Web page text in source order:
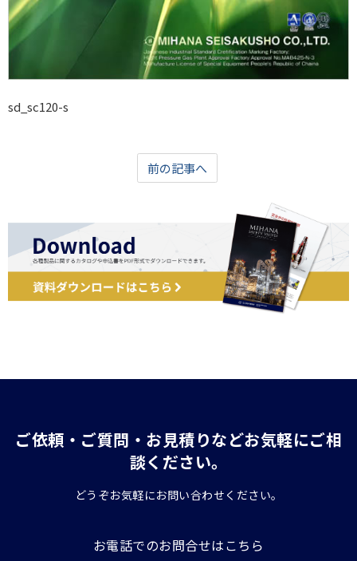
sd_sc120-s
前の記事へ
ご依頼・ご質問・お見積りなどお気軽にご相
談ください。
どうぞお気軽にお問い合わせください。
お電話でのお問合せはこちら